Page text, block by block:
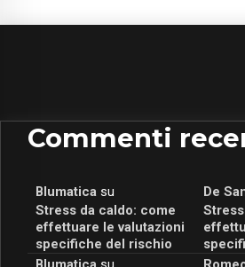
Commenti
Blumaticasu
Stress da caldo: come
effettuare le valutazioni
specifiche del rischio
De